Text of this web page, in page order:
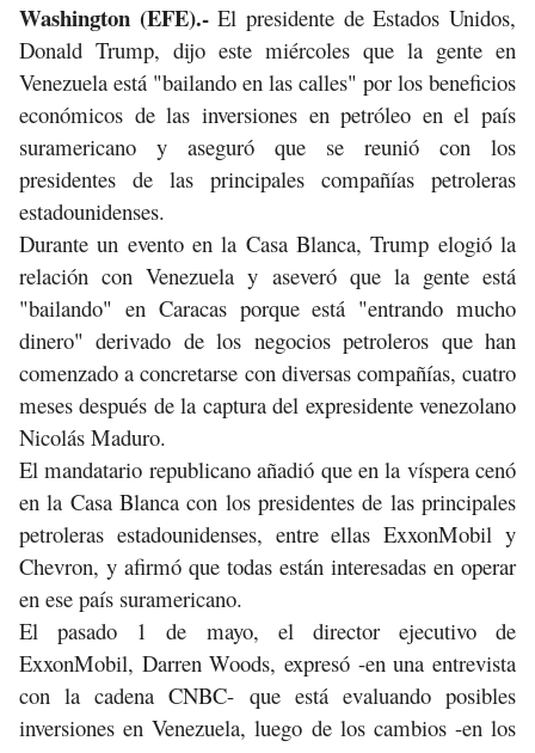
Washington (EFE).-El presidente de Estados Unidos,
Donald Trump, dijo este miércoles que la gente en
Venezuela está "bailando en las calles" por los beneficios
económicos de las inversiones en petróleo en el país
suramericano y aseguró que se reunió con los
presidentes de las principales compañías petroleras
estadounidenses.
Durante un evento en la Casa Blanca, Trump elogió la
relación con Venezuela y aseveró que la gente está
"bailando" en Caracas porque está "entrando mucho
dinero" derivado de los negocios petroleros que han
comenzado a concretarse con diversas compañías, cuatro
meses después de la captura del expresidente venezolano
Nicolás Maduro.
El mandatario republicano añadió que en la víspera cenó
en la Casa Blanca con los presidentes de las principales
petroleras estadounidenses, entre ellas ExxonMobil y
Chevron, y afirmó que todas están interesadas en operar
en ese país suramericano.
El pasado 1 de mayo, el director ejecutivo de
ExxonMobil, Darren Woods, expresó -en una entrevista
con la cadena CNBC- que está evaluando posibles
inversiones en Venezuela, luego de los cambios -en los